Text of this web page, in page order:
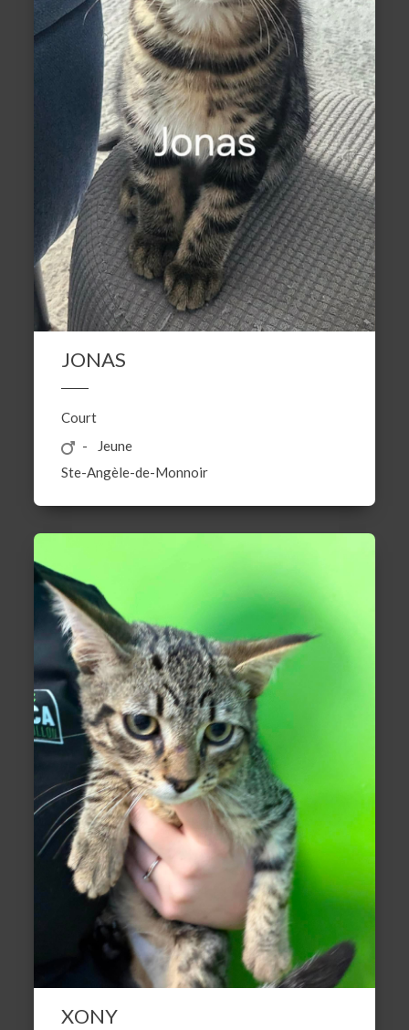
JONAS
Court
Jeune
Ste-Angèle-de-Monnoir
XONY